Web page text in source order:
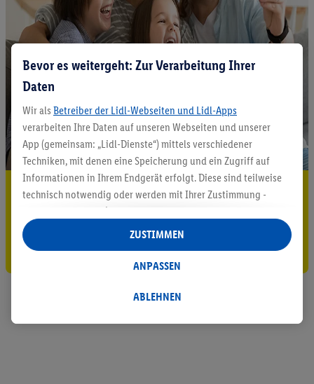
5.95 € Versand sparen³²ᵃ
Gutschein sichern!
Bevor es weitergeht: Zur Verarbeitung Ihrer
Daten
Wir als Betreiber der Lidl-Webseiten und Lidl-Apps
verarbeiten Ihre Daten auf unseren Webseiten und unserer
App (gemeinsam: „Lidl-Dienste“) mittels verschiedener
Techniken, mit denen eine Speicherung und ein Zugriff auf
Informationen in Ihrem Endgerät erfolgt. Diese sind teilweise
technisch notwendig oder werden mit Ihrer Zustimmung -
auch durch Partner (u.a.
Verantwortliche; im Zusammenhang mit dem IAB TCF
insgesamt
Statistik-Erstellung oder für personalisierte Werbung
Datenverarbeitungen für personalisierte Werbung werden
ABLEHNEN
ANPASSEN
ZUSTIMMEN